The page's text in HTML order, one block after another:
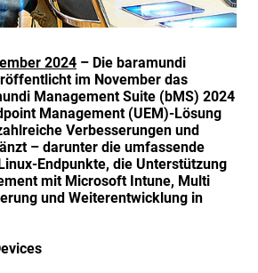
2024 – Die baramundi
im November das
Management Suite (bMS) 2024
Management (UEM)-Lösung
Verbesserungen und
– darunter die umfassende
Endpunkte, die Unterstützung
mit Microsoft Intune, Multi
und Weiterentwicklung in